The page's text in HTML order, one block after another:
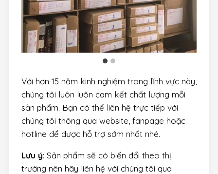
Với hơn 15 năm kinh nghiệm trong lĩnh vực này,
chúng tôi luôn luôn cam kết chất lượng mỗi
sản phẩm. Bạn có thể liên hệ trực tiếp với
chúng tôi thông qua website, fanpage hoặc
hotline để được hỗ trợ sớm nhất nhé.
Lưu ý: Sản phẩm sẽ có biến đổi theo thị
trường nên hãy liên hệ với chúng tôi qua